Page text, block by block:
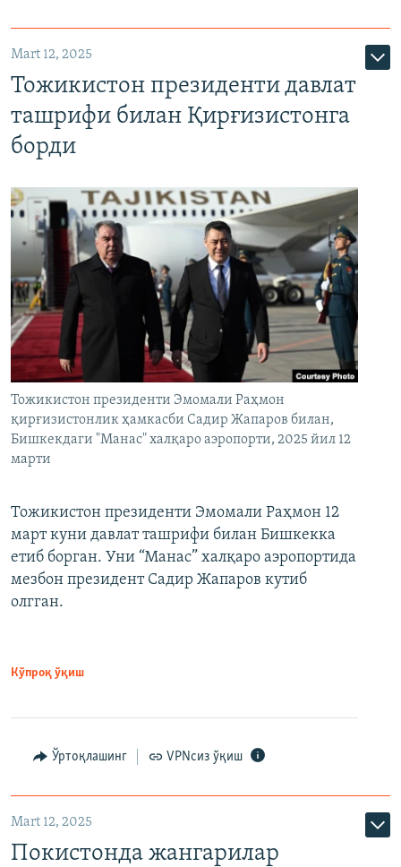
Mart 12, 2025
Тожикистон президенти давлат
ташрифи билан Қирғизистонга
борди
Тожикистон президенти Эмомали Раҳмон
қирғизистонлик ҳамкасби Садир Жапаров билан,
Бишкекдаги "Манас" халқаро аэропорти, 2025 йил 12
марти
Тожикистон президенти Эмомали Раҳмон 12
март куни давлат ташрифи билан Бишкекка
етиб борган. Уни “Манас” халқаро аэропортида
мезбон президент Садир Жапаров кутиб
олгган.
Кўпроқ ўқиш
Ўртоқлашинг VPNсиз ўқиш
Mart 12, 2025
Покистонда жангарилар